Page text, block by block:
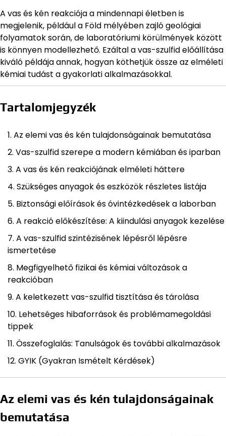
A vas és kén reakciója a mindennapi életben is
megjelenik, például a Föld mélyében zajló geológiai
folyamatok során, de laboratóriumi körülmények között
is könnyen modellezhető. Ezáltal a vas-szulfid előállítása
kiváló példája annak, hogyan köthetjük össze az elméleti
kémiai tudást a gyakorlati alkalmazásokkal.
Tartalomjegyzék
Az elemi vas és kén tulajdonságainak bemutatása
Vas-szulfid szerepe a modern kémiában és iparban
A vas és kén reakciójának elméleti háttere
Szükséges anyagok és eszközök részletes listája
Biztonsági előírások és óvintézkedések a laborban
A reakció előkészítése: A kiindulási anyagok kezelése
A vas-szulfid szintézisének lépésről lépésre
ismertetése
Megfigyelhető fizikai és kémiai változások a
reakcióban
A keletkezett vas-szulfid tisztítása és tárolása
Lehetséges hibaforrások és problémamegoldási
tippek
Összefoglalás: Tanulságok és további alkalmazások
GYIK (Gyakran Ismételt Kérdések)
Az elemi vas és kén tulajdonságainak
bemutatása